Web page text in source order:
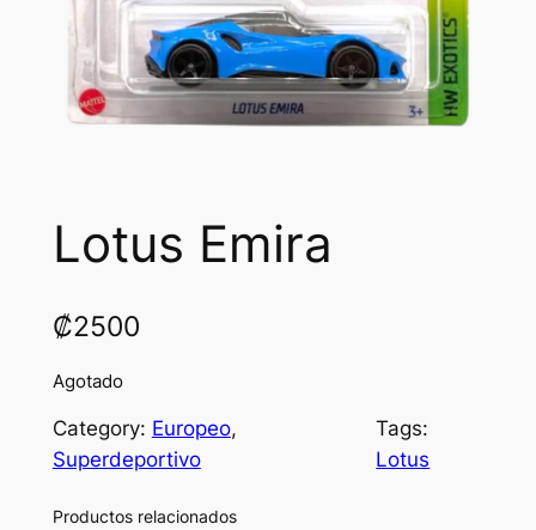
Lotus Emira
₡2500
Agotado
Category: Europeo
Superdeportivo
Tags:
Lotus
Productos relacionados